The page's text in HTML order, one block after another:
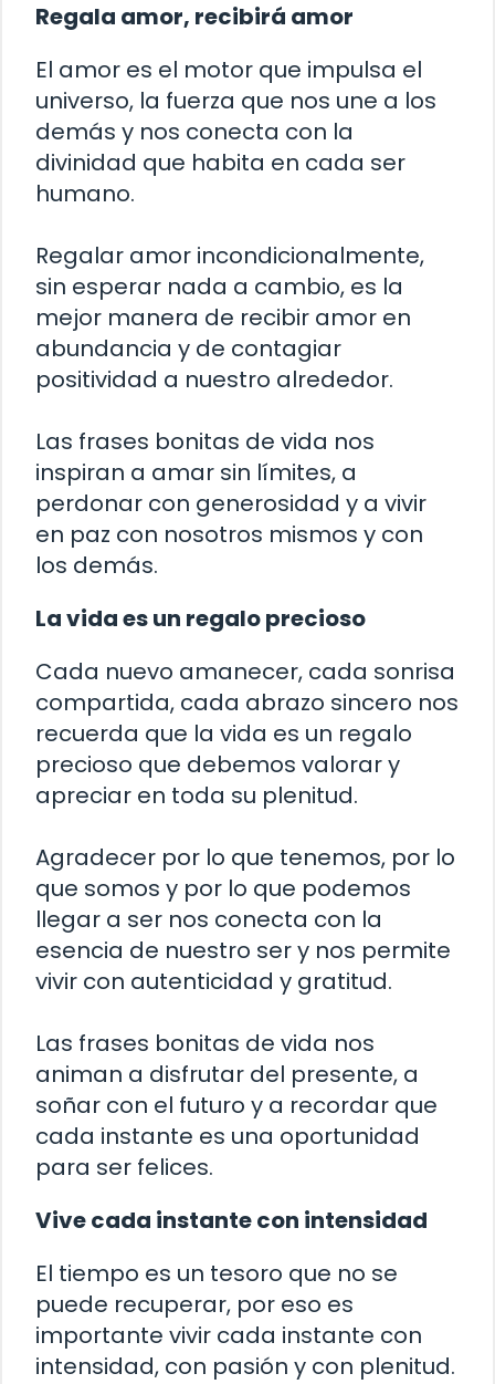
Regala amor, recibirá amor
El amor es el motor que impulsa el
universo, la fuerza que nos une a los
demás y nos conecta con la
divinidad que habita en cada ser
humano.
Regalar amor incondicionalmente,
sin esperar nada a cambio, es la
mejor manera de recibir amor en
abundancia y de contagiar
positividad a nuestro alrededor.
Las frases bonitas de vida nos
inspiran a amar sin límites, a
perdonar con generosidad y a vivir
en paz con nosotros mismos y con
los demás.
La vida es un regalo precioso
Cada nuevo amanecer, cada sonrisa
compartida, cada abrazo sincero nos
recuerda que la vida es un regalo
precioso que debemos valorar y
apreciar en toda su plenitud.
Agradecer por lo que tenemos, por lo
que somos y por lo que podemos
llegar a ser nos conecta con la
esencia de nuestro ser y nos permite
vivir con autenticidad y gratitud.
Las frases bonitas de vida nos
animan a disfrutar del presente, a
soñar con el futuro y a recordar que
cada instante es una oportunidad
para ser felices.
Vive cada instante con intensidad
El tiempo es un tesoro que no se
puede recuperar, por eso es
importante vivir cada instante con
intensidad, con pasión y con plenitud.